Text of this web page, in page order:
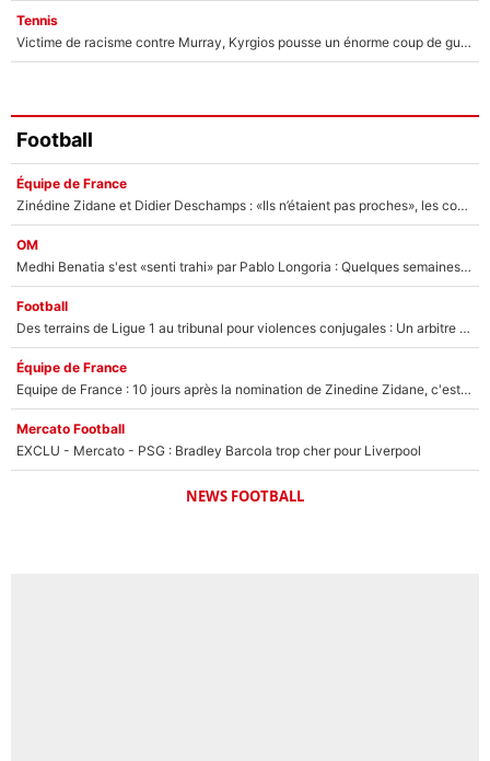
Tennis
Victime de racisme contre Murray, Kyrgios pousse un énorme coup de gueule !
Football
Équipe de France
Zinédine Zidane et Didier Deschamps : «Ils n’étaient pas proches», les confidences d’un membre de l’équipe de France 1998 sur leur relation spéciale
OM
Medhi Benatia s'est «senti trahi» par Pablo Longoria : Quelques semaines après son départ, l'ancien directeur de football de l'OM règle ses comptes
Football
Des terrains de Ligue 1 au tribunal pour violences conjugales : Un arbitre français encourt une peine de 18 mois de prison !
Équipe de France
Equipe de France : 10 jours après la nomination de Zinedine Zidane, c'est au tour de son fils de prendre un nouveau départ !
Mercato Football
EXCLU - Mercato - PSG : Bradley Barcola trop cher pour Liverpool
NEWS FOOTBALL